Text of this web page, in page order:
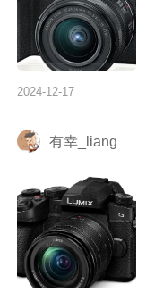
2024-12-17
有幸_liang